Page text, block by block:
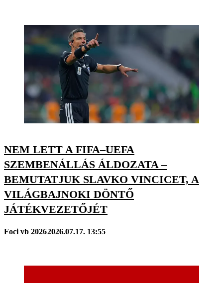
NEM LETT A FIFA–UEFA
SZEMBENÁLLÁS ÁLDOZATA –
BEMUTATJUK SLAVKO VINCICET, A
VILÁGBAJNOKI DÖNTŐ
JÁTÉKVEZETŐJÉT
Foci vb 20262026.07.17. 13:55